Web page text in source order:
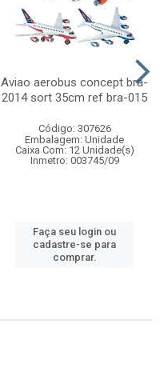
Aviao aerobus concept bra-
2014 sort 35cm ref bra-015
Código: 307626
Embalagem: Unidade
Caixa Com: 12 Unidade(s)
Inmetro: 003745/09
Faça seu login ou
cadastre-se para
comprar.